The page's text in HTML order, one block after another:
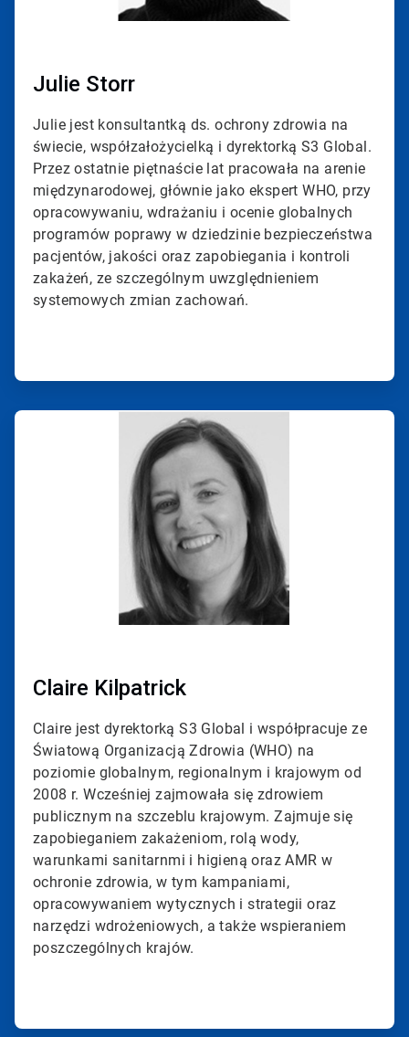
Julie Storr
Julie jest konsultantką ds. ochrony zdrowia na
świecie, współzałożycielką i dyrektorką S3 Global.
Przez ostatnie piętnaście lat pracowała na arenie
międzynarodowej, głównie jako ekspert WHO, przy
opracowywaniu, wdrażaniu i ocenie globalnych
programów poprawy w dziedzinie bezpieczeństwa
pacjentów, jakości oraz zapobiegania i kontroli
zakażeń, ze szczególnym uwzględnieniem
systemowych zmian zachowań.
ArticleTile
Claire Kilpatrick
Claire jest dyrektorką S3 Global i współpracuje ze
Światową Organizacją Zdrowia (WHO) na
poziomie globalnym, regionalnym i krajowym od
2008 r. Wcześniej zajmowała się zdrowiem
publicznym na szczeblu krajowym. Zajmuje się
zapobieganiem zakażeniom, rolą wody,
warunkami sanitarnmi i higieną oraz AMR w
ochronie zdrowia, w tym kampaniami,
opracowywaniem wytycznych i strategii oraz
narzędzi wdrożeniowych, a także wspieraniem
poszczególnych krajów.